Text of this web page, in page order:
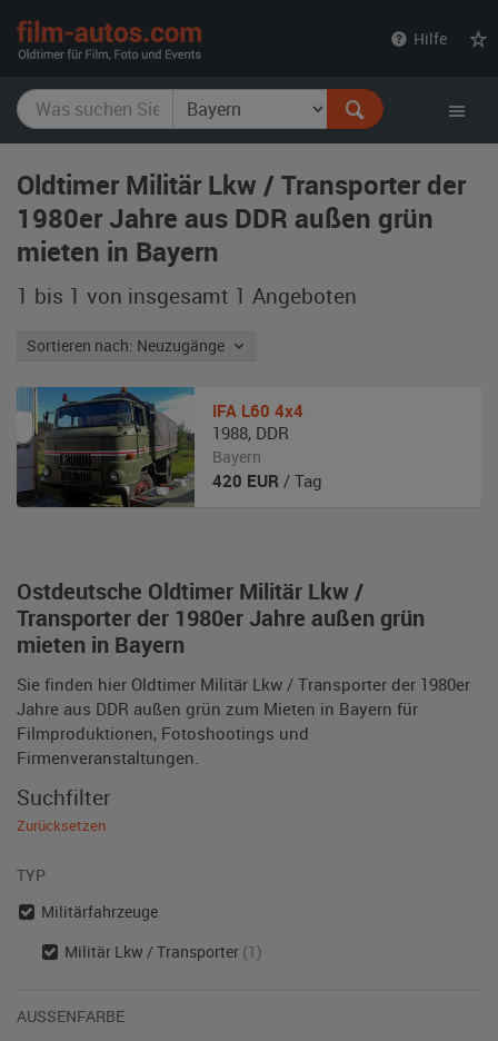
Hilfe
Oldtimer Militär Lkw / Transporter der
1980er Jahre aus DDR außen grün
mieten in Bayern
1 bis 1 von insgesamt 1 Angeboten
Sortieren nach: Neuzugänge
Ostdeutsche Oldtimer Militär Lkw /
Transporter der 1980er Jahre außen grün
mieten in Bayern
Sie finden hier Oldtimer Militär Lkw / Transporter der 1980er
Jahre aus DDR außen grün zum Mieten in Bayern für
Filmproduktionen, Fotoshootings und
Firmenveranstaltungen.
IFA L60 4x4
1988, DDR
Bayern
420 EUR / Tag
Suchfilter
Zurücksetzen
TYP
Militärfahrzeuge
Militär Lkw / Transporter (1)
AUSSENFARBE